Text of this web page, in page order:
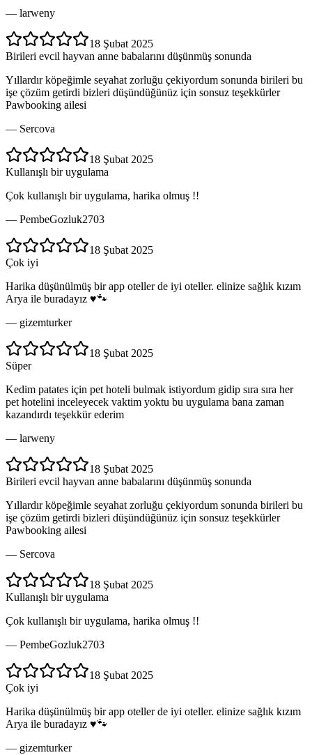
— larweny
18 Şubat 2025
Birileri evcil hayvan anne babalarını düşünmüş sonunda
Yıllardır köpeğimle seyahat zorluğu çekiyordum sonunda birileri bu
işe çözüm getirdi bizleri düşündüğünüz için sonsuz teşekkürler
Pawbooking ailesi
— Sercova
18 Şubat 2025
Kullanışlı bir uygulama
Çok kullanışlı bir uygulama, harika olmuş !!
— PembeGozluk2703
18 Şubat 2025
Çok iyi
Harika düşünülmüş bir app oteller de iyi oteller. elinize sağlık kızım
Arya ile buradayız ♥️🐾
— gizemturker
18 Şubat 2025
Süper
Kedim patates için pet hoteli bulmak istiyordum gidip sıra sıra her
pet hotelini inceleyecek vaktim yoktu bu uygulama bana zaman
kazandırdı teşekkür ederim
— larweny
18 Şubat 2025
Birileri evcil hayvan anne babalarını düşünmüş sonunda
Yıllardır köpeğimle seyahat zorluğu çekiyordum sonunda birileri bu
işe çözüm getirdi bizleri düşündüğünüz için sonsuz teşekkürler
Pawbooking ailesi
— Sercova
18 Şubat 2025
Kullanışlı bir uygulama
Çok kullanışlı bir uygulama, harika olmuş !!
— PembeGozluk2703
18 Şubat 2025
Çok iyi
Harika düşünülmüş bir app oteller de iyi oteller. elinize sağlık kızım
Arya ile buradayız ♥️🐾
— gizemturker